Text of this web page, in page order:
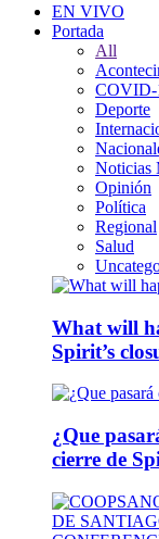
EN VIVO
Portada
All
COVID-
Deporte
Noticias
Opinión
Política
Regional
Salud
What will
Spirit’s
¿Que
cierre de